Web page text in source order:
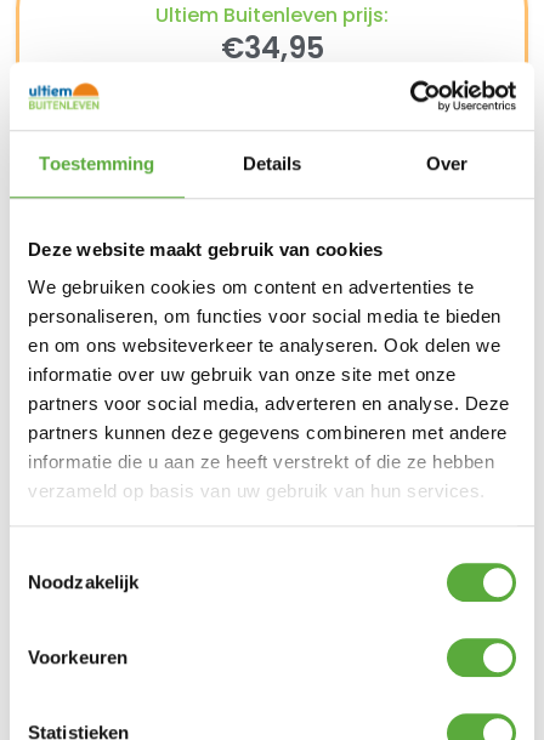
Toestemming Details Over
Deze website maakt gebruik van cookies
We gebruiken cookies om content en advertenties te
personaliseren, om functies voor social media te bieden
en om ons websiteverkeer te analyseren. Ook delen we
informatie over uw gebruik van onze site met onze
partners voor social media, adverteren en analyse. Deze
partners kunnen deze gegevens combineren met andere
informatie die u aan ze heeft verstrekt of die ze hebben
verzameld op basis van uw gebruik van hun services.
Noodzakelijk
Voorkeuren
Statistieken
Ultiem Buitenleven prijs:
€34,95
Uitverkocht
Gratis verzending vanaf €250,-*
Achteraf betalen mogelijk
Snelle verzending & levering aan huis
Kopersbescherming met Trusted Shops
Merk:Cobb
Merk
Cobb
Kleur
Groen
SKU
016008